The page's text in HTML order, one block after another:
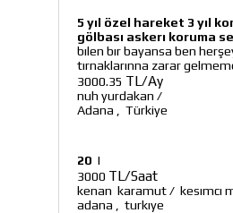
5 yıl özel hareket 3 yıl
gölbası askerı koruma
bılen bır bayansa ben
tırnaklarınna zarar
3000.35 TL/Ay
nuh yurdakan /
Adana
Türkiye
20 |
3000 TL/Saat
kenan karamut/ kesımcı
adana
turkıye